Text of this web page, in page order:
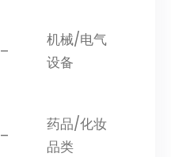
–
机械/电气
设备
–
药品/化妆
品类